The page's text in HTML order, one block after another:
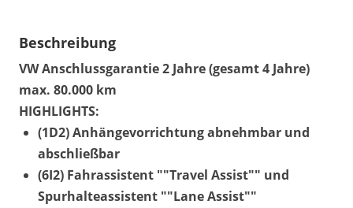
Beschreibung
VW Anschlussgarantie 2 Jahre (gesamt 4 Jahre)
max. 80.000 km
HIGHLIGHTS:
(1D2) Anhängevorrichtung abnehmbar und
abschließbar
(6I2) Fahrassistent ""Travel Assist"" und
Spurhalteassistent ""Lane Assist""